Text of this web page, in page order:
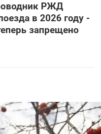
РЖД
в 2026 году -
запрещено